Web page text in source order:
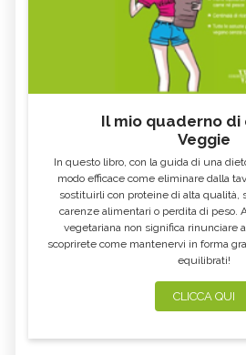
Il mio quaderno di
Veggie
In questo libro, con la guida di una
modo efficace come eliminare dalla
sostituirli con proteine di alta qualità,
carenze alimentari o perdita di peso.
vegetariana non significa rinunciare
scoprirete come mantenervi in forma
equilibrati!
CLICCA QUI